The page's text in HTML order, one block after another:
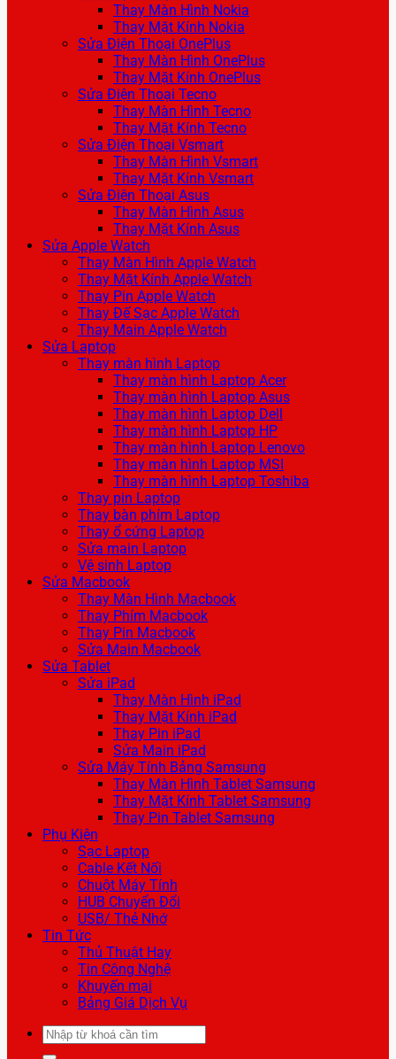
Thay Màn Hình Nokia
Thay Mặt Kính Nokia
Sửa Điện Thoại OnePlus
Thay Màn Hình OnePlus
Thay Mặt Kính OnePlus
Sửa Điện Thoại Tecno
Thay Màn Hình Tecno
Thay Mặt Kính Tecno
Sửa Điện Thoại Vsmart
Thay Màn Hình Vsmart
Thay Mặt Kính Vsmart
Sửa Điện Thoại Asus
Thay Màn Hình Asus
Thay Mặt Kính Asus
Sửa Apple Watch
Thay Màn Hình Apple Watch
Thay Mặt Kính Apple Watch
Thay Pin Apple Watch
Thay Đế Sạc Apple Watch
Thay Main Apple Watch
Sửa Laptop
Thay màn hình Laptop
Thay màn hình Laptop Acer
Thay màn hình Laptop Asus
Thay màn hình Laptop Dell
Thay màn hình Laptop HP
Thay màn hình Laptop Lenovo
Thay màn hình Laptop MSI
Thay màn hình Laptop Toshiba
Thay pin Laptop
Thay bàn phím Laptop
Thay ổ cứng Laptop
Sửa main Laptop
Vệ sinh Laptop
Sửa Macbook
Thay Màn Hình Macbook
Thay Phím Macbook
Thay Pin Macbook
Sửa Main Macbook
Sửa Tablet
Sửa iPad
Thay Màn Hình iPad
Thay Mặt Kính iPad
Thay Pin iPad
Sửa Main iPad
Sửa Máy Tính Bảng Samsung
Thay Màn Hình Tablet Samsung
Thay Mặt Kính Tablet Samsung
Thay Pin Tablet Samsung
Phụ Kiện
Sạc Laptop
Cable Kết Nối
Chuột Máy Tính
HUB Chuyển Đổi
USB/ Thẻ Nhớ
Tin Tức
Thủ Thuật Hay
Tin Công Nghệ
Khuyến mại
Bảng Giá Dịch Vụ
Tìm
kiếm: